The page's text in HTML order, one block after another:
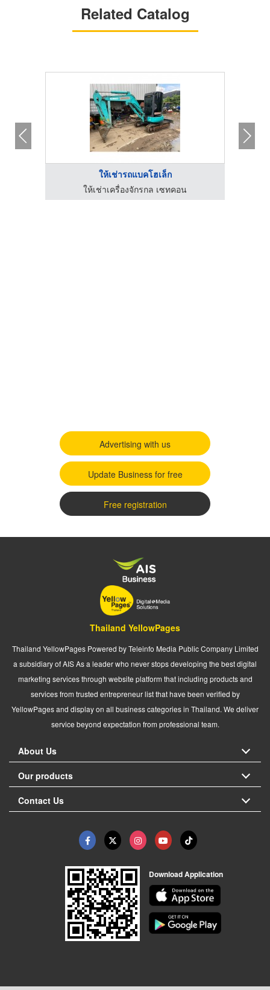
Related Catalog
ให้เช่ารถแบคโฮเล็ก
ให้เช่าเครื่องจักรกล เซทคอน
Advertising with us
Update Business for free
Free registration
Thailand YellowPages
Thailand YellowPages Powered by Teleinfo Media Public Company Limited
a subsidiary of AIS As a leader who never stops developing the best digital
marketing services through website platform that including products and
services from trusted entrepreneur list that have been verified by
YellowPages and display on all business categories in Thailand. We deliver
service beyond expectation from professional team.
About Us
Our products
Contact Us
Download Application